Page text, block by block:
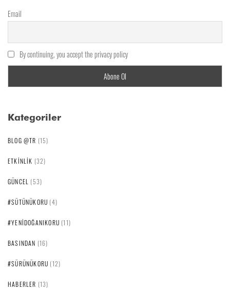
Email
By continuing, you accept the privacy policy
Kategoriler
BLOG @TR (15)
ETKINLIK (32)
GÜNCEL (53)
#SÜTÜNÜKORU (4)
#YENIDOĞANIKORU (11)
BASINDAN (16)
#SÜRÜNÜKORU (12)
HABERLER (13)